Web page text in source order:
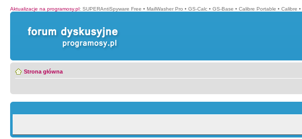
Aktualizacje na programosy.pl: SUPERAntiSpyware Free • MailWasher Pro • GS-Calc • GS-Base • Calibre Portable • Calibre •
Strona główna